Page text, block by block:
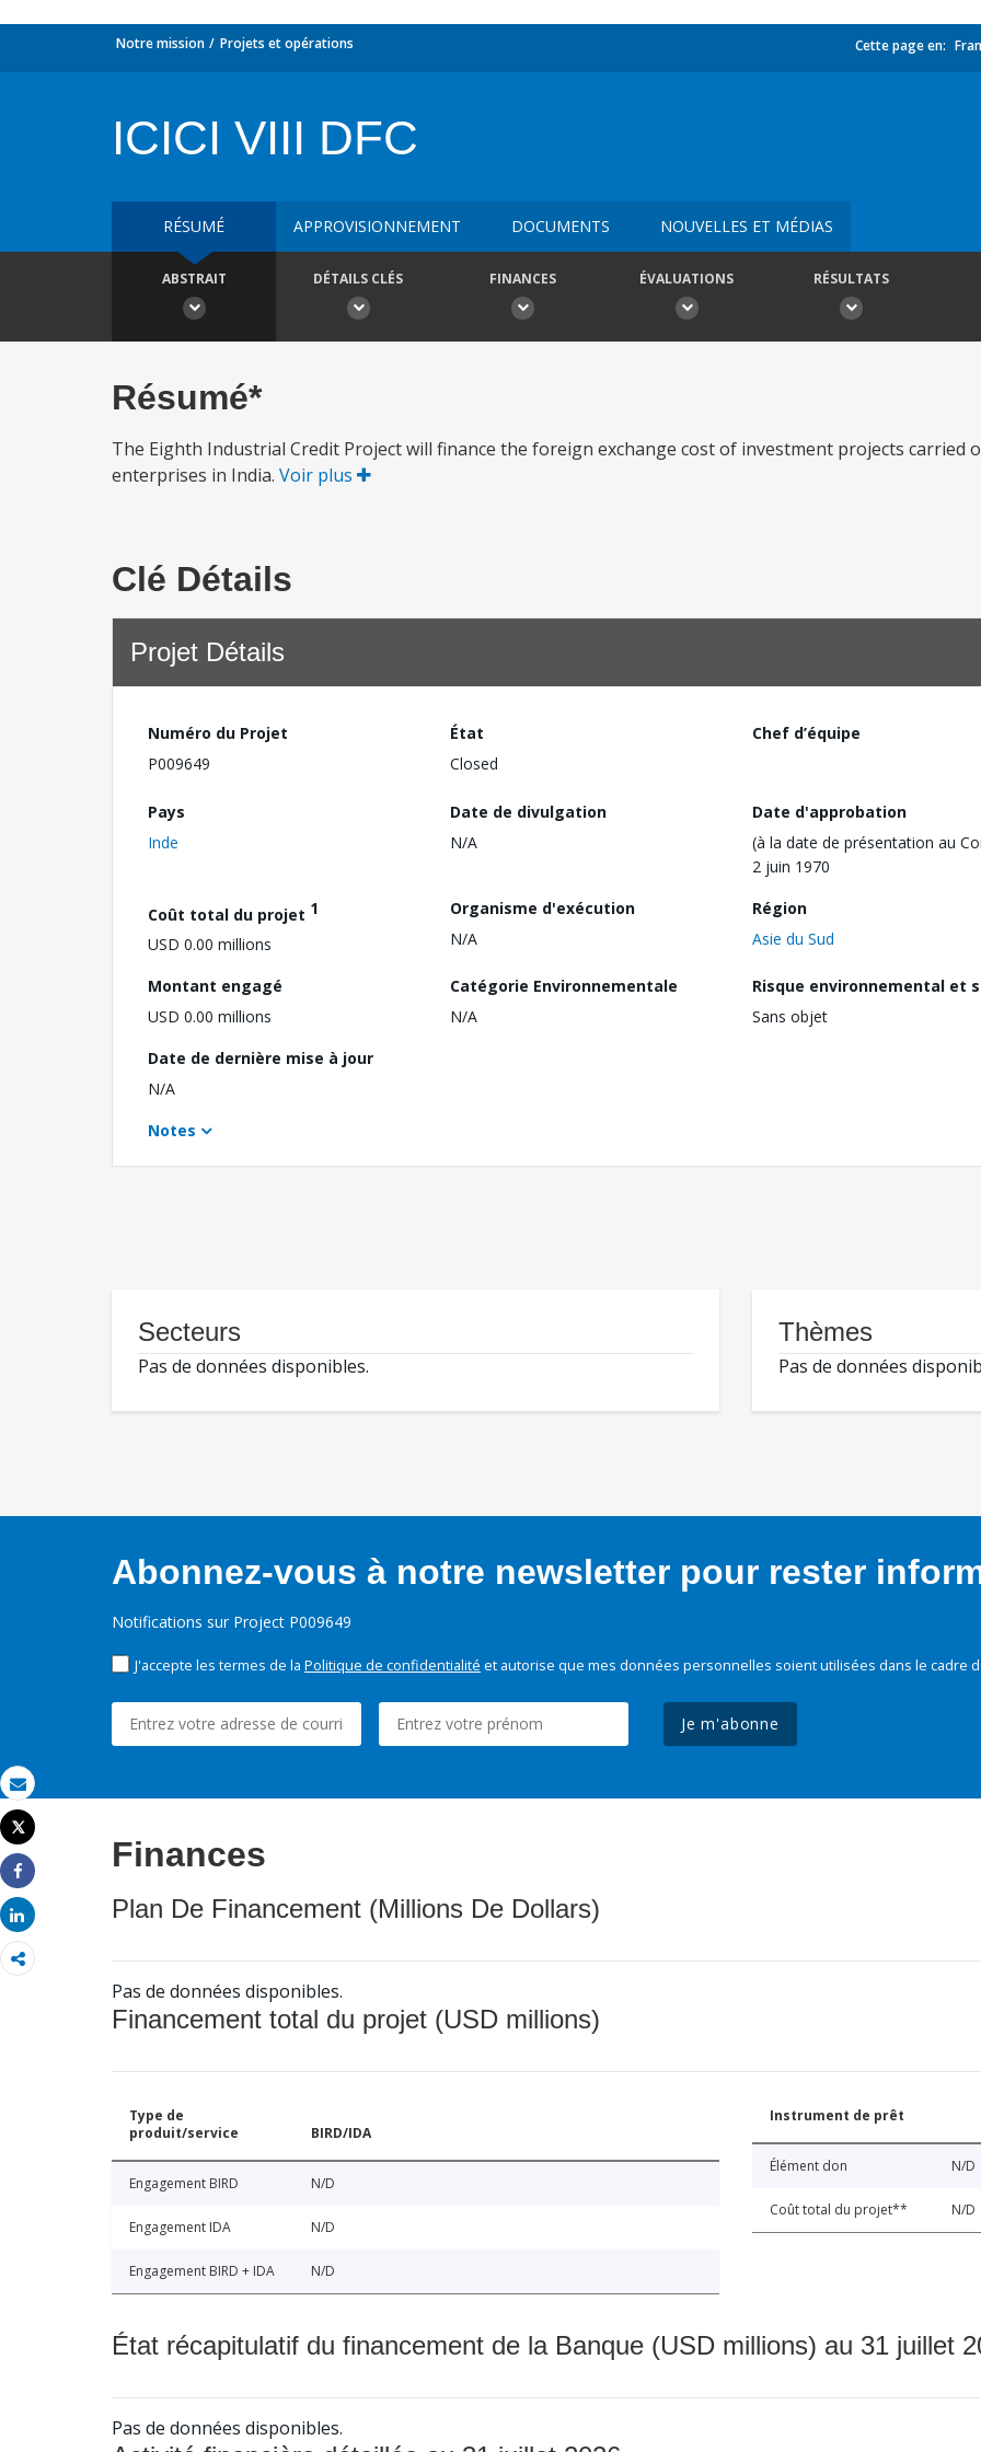
Email
Imprimer
Tweet
Share
Share
Notre mission Projets et opérations Cette page en:
ICICI VIII DFC
RÉSUMÉ APPROVISIONNEMENT DOCUMENTS NOUVELLES ET MÉDIAS
ABSTRAIT DÉTAILS CLÉS FINANCES ÉVALUATIONS RÉSULTATS
Résumé*
The Eighth Industrial Credit Project will finance the foreign exchange cost of investment projects carried
enterprises in India. Voir plus
Clé Détails
Projet Détails
Numéro du Projet
P009649
État
Closed
Chef d’équipe
Pays
Inde
Date de divulgation
N/A
Date d'approbation
(à la date de présentation au
2 juin 1970
Coût total du projet 1
USD 0.00 millions
Organisme d'exécution
N/A
Région
Asie du Sud
Montant engagé
USD 0.00 millions
Catégorie Environnementale
N/A
Risque environnemental et
Sans objet
Date de dernière mise à jour
N/A
Notes
Secteurs
Pas de données disponibles.
Thèmes
Pas de données
Abonnez-vous à notre newsletter pour rester
Notifications sur Project P009649
J'accepte les termes de la Politique de confidentialité et autorise que mes données personnelles soient utilisées dans le cadre
Je m'abonne
Finances
Plan De Financement (Millions De Dollars)
Pas de données disponibles.
Financement total du projet (USD millions)
Type de
produit/service
BIRD/IDA
Engagement BIRD N/D
Engagement IDA N/D
Engagement BIRD + IDA N/D
Instrument de prêt
Élément don N/D
Coût total du projet** N/D
État récapitulatif du financement de la Banque (USD millions) au 31 juillet
Pas de données disponibles.